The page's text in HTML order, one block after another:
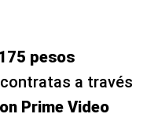
175 pesos
a través
Prime Video